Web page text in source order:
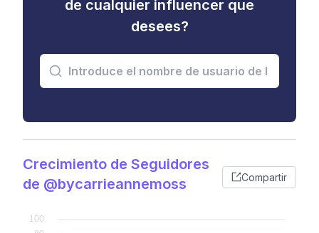
de cualquier influencer que
desees?
Crecimiento de Seguidores
de @bycarrieannemoss
Compartir